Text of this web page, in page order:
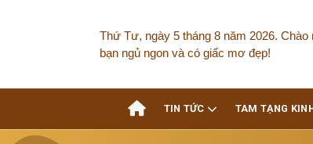
Thứ Tư, ngày 5 tháng 8 năm 2026. Chào
bạn ngủ ngon và có giấc mơ đẹp!
TIN TỨC TAM TẠNG